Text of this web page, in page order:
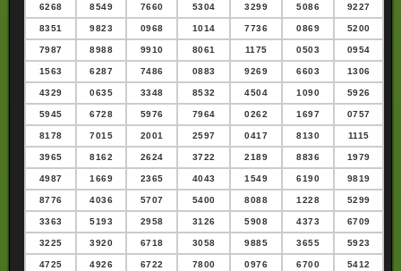
6268 8549 7660 5304 3299 5086 9227
8351 9823 0968 1014 7736 0869 5200
7987 8988 9910 8061 1175 0503 0954
1563 6287 7486 0883 9269 6603 1306
4329 0635 3348 8532 4504 1090 5926
5945 6728 5976 7964 0262 1697 0757
8178 7015 2001 2597 0417 8130 1115
3965 8162 2624 3722 2189 8836 1979
4987 1669 2365 4043 1549 6190 9819
8776 4036 5707 5400 8088 1228 5299
3363 5193 2958 3126 5908 4373 6709
3225 3920 6718 3058 9885 3655 5923
4725 4926 6722 7800 0976 6700 5412